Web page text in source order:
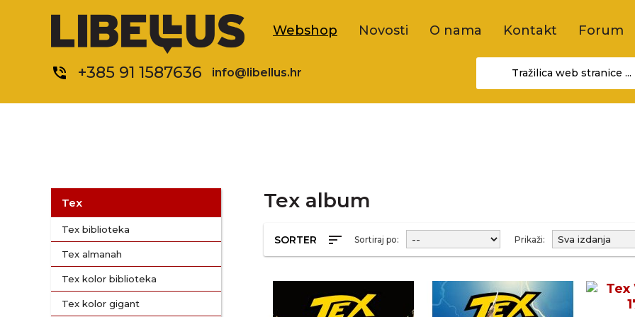
Webshop Novosti O nama Kontakt Forum
phone_in_talk +385 91 1587636 info@libellus.hr
Tex
Tex biblioteka
Tex almanah
Tex kolor biblioteka
Tex kolor gigant
Tex album
SORTER sort Sortiraj po: Prikaži: